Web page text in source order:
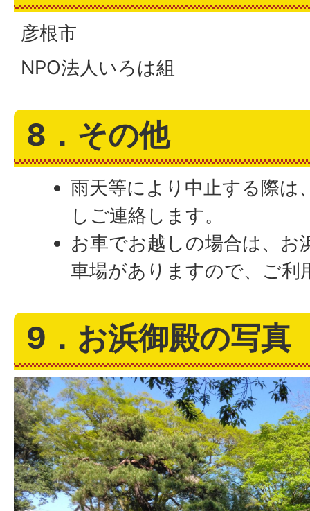
彦根市
NPO法人いろは組
8．その他
雨天等により中止する際は
しご連絡します。
お車でお越しの場合は、お
車場がありますので、ご利
9．お浜御殿の写真